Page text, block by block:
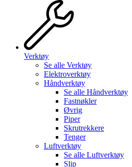
Verktøy
Se alle Verktøy
Elektroverktøy
Håndverktøy
Se alle Håndverktøy
Fastnøkler
Øvrig
Piper
Skrutrekkere
Tenger
Luftverktøy
Se alle Luftverktøy
Slip